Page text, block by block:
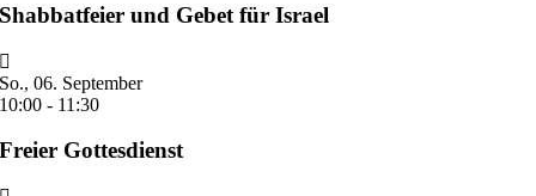
Shabbatfeier und Gebet für Israel
So., 06. September
10:00 - 11:30
Freier Gottesdienst